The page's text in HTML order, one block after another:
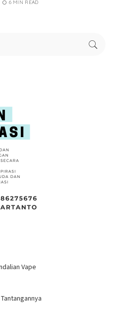
6 MIN READ
Vape